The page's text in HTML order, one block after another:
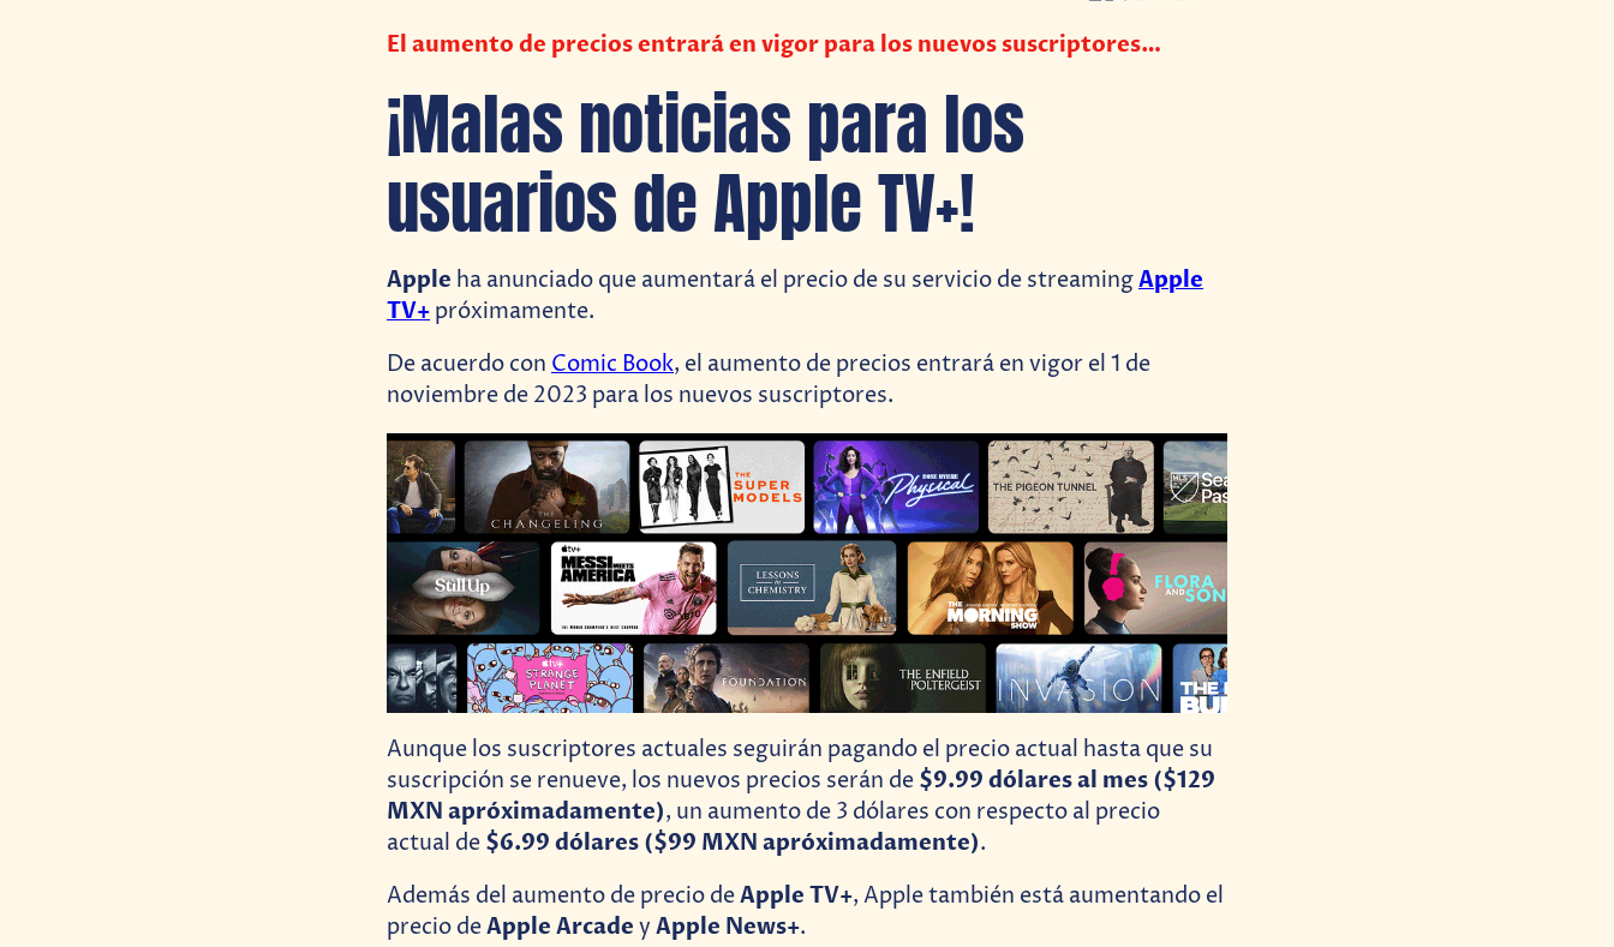
El aumento de precios entrará en vigor para los nuevos suscriptores…
¡Malas noticias para los
usuarios de Apple TV+!
Apple ha anunciado que aumentará el precio de su servicio de streamingApple
TV+ próximamente.
De acuerdo con Comic Book, el aumento de precios entrará en vigor el 1 de
noviembre de 2023 para los nuevos suscriptores.
Aunque los suscriptores actuales seguirán pagando el precio actual hasta que su
suscripción se renueve, los nuevos precios serán de $9.99 dólares al mes ($129
MXN apróximadamente), un aumento de 3 dólares con respecto al precio
actual de $6.99 dólares ($99 MXN apróximadamente).
Además del aumento de precio deApple TV+, Apple también está aumentando el
precio deApple Arcade y Apple News+.